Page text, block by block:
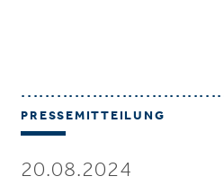
PRESSEMITTEILUNG
20.08.2024